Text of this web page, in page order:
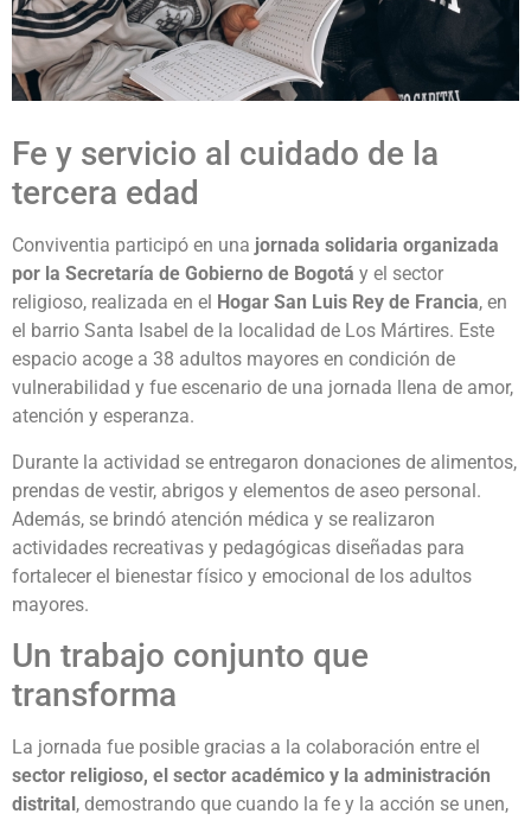
Fe y servicio al cuidado de la
tercera edad
Conviventia participó en una jornada solidaria organizada
por la Secretaría de Gobierno de Bogotá y el sector
religioso, realizada en el Hogar San Luis Rey de Francia, en
el barrio Santa Isabel de la localidad de Los Mártires. Este
espacio acoge a 38 adultos mayores en condición de
vulnerabilidad y fue escenario de una jornada llena de amor,
atención y esperanza.
Durante la actividad se entregaron donaciones de alimentos,
prendas de vestir, abrigos y elementos de aseo personal.
Además, se brindó atención médica y se realizaron
actividades recreativas y pedagógicas diseñadas para
fortalecer el bienestar físico y emocional de los adultos
mayores.
Un trabajo conjunto que
transforma
La jornada fue posible gracias a la colaboración entre el
sector religioso, el sector académico y la administración
distrital, demostrando que cuando la fe y la acción se unen,